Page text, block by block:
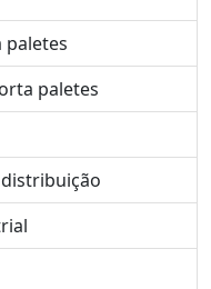
paletes
paletes